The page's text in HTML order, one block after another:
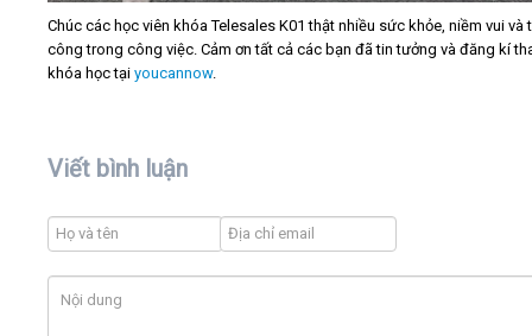
Chúc các học viên khóa Telesales K01 thật nhiều sức khỏe, niềm vui và
công trong công việc. Cảm ơn tất cả các bạn đã tin tưởng và đăng kí
khóa học tại youcannow.
Viết bình luận